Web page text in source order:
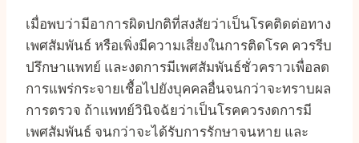
เมื่อพบว่ามีอาการผิดปกติที่สงสัยว่าเป็นโรคติดต่อทาง
เพศสัมพันธ์ หรือเพิ่งมีความเสี่ยงในการติดโรค ควรรีบ
ปรึกษาแพทย์ และงดการมีเพศสัมพันธ์ชั่วคราวเพื่อลด
การแพร่กระจายเชื้อไปยังบุคคลอื่นจนกว่าจะทราบผล
การตรวจ ถ้าแพทย์วินิจฉัยว่าเป็นโรคควรงดการมี
เพศสัมพันธ์ จนกว่าจะได้รับการรักษาจนหาย และ